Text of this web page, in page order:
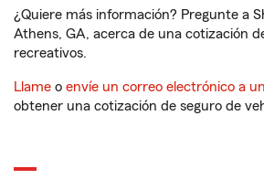
¿Quiere más información? Pregunte a
Athens, GA, acerca de una cotización
recreativos.
Llame o envíe un correo electrónico a
obtener una cotización de seguro de